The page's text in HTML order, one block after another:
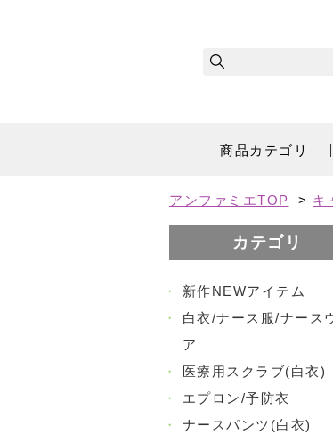
商品カテゴリ
アンファミエTOP > キ
カテゴリ
・
新作NEWアイテム
・
白衣/ナース服/ナース
ア
・
医療用スクラブ(白衣)
・
エプロン/予防衣
・
ナースパンツ(白衣)